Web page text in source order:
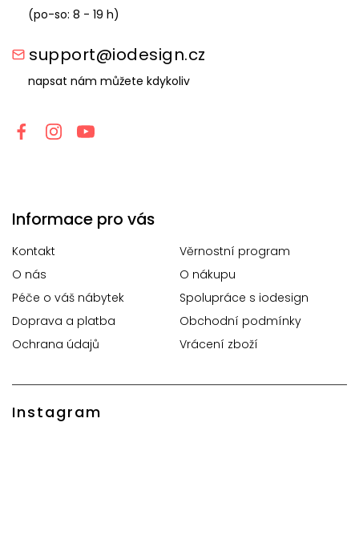
(po-so: 8 - 19 h)
support@iodesign.cz
napsat nám můžete kdykoliv
Informace pro vás
Kontakt
Věrnostní program
O nás
O nákupu
Péče o váš nábytek
Spolupráce s iodesign
Doprava a platba
Obchodní podmínky
Ochrana údajů
Vrácení zboží
Instagram